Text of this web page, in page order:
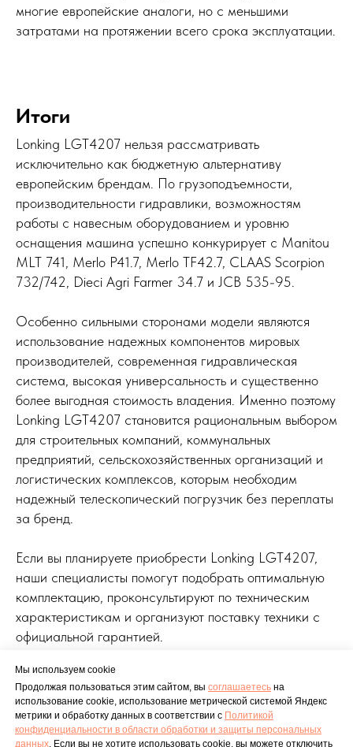
Мы используем cookie
Продолжая пользоваться этим сайтом, вы соглашаетесь на
использование cookie, использование метрической системой Яндекс
метрики и обработку данных в соответствии с Политикой
конфиденциальности в области обработки и защиты персональных
данных. Если вы не хотите использовать cookie, вы можете отключить
многие европейские аналоги, но с меньшими
затратами на протяжении всего срока эксплуатации.
Итоги
Lonking LGT4207 нельзя рассматривать
исключительно как бюджетную альтернативу
европейским брендам. По грузоподъемности,
производительности гидравлики, возможностям
работы с навесным оборудованием и уровню
оснащения машина успешно конкурирует с Manitou
MLT 741, Merlo P41.7, Merlo TF42.7, CLAAS Scorpion
732/742, Dieci Agri Farmer 34.7 и JCB 535-95.
Особенно сильными сторонами модели являются
использование надежных компонентов мировых
производителей, современная гидравлическая
система, высокая универсальность и существенно
более выгодная стоимость владения. Именно поэтому
Lonking LGT4207 становится рациональным выбором
для строительных компаний, коммунальных
предприятий, сельскохозяйственных организаций и
логистических комплексов, которым необходим
надежный телескопический погрузчик без переплаты
за бренд.
Если вы планируете приобрести Lonking LGT4207,
наши специалисты помогут подобрать оптимальную
комплектацию, проконсультируют по техническим
характеристикам и организуют поставку техники с
официальной гарантией.
Главная Каталог Доставка О компании
Контакты
Политика данных